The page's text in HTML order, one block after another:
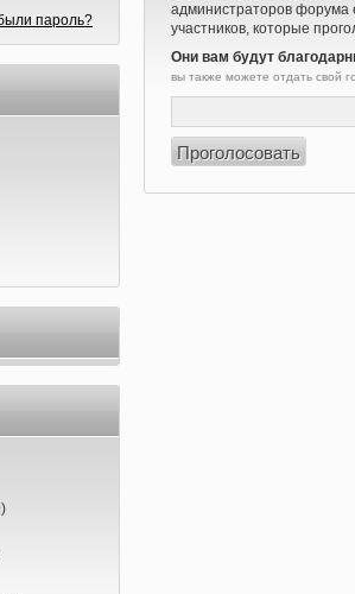
пароль?
администраторов форума
участников, которые
Они вам будут
вы также можете отдать свой